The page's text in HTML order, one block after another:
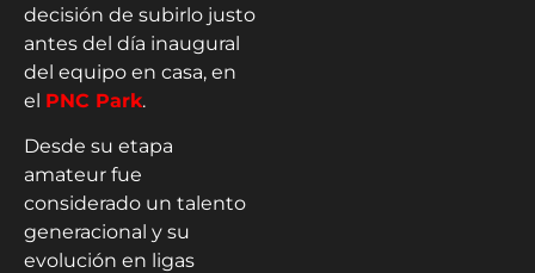
decisión de subirlo justo
antes del día inaugural
del equipo en casa, en
el PNC Park.
Desde su etapa
amateur fue
considerado un talento
generacional y su
evolución en ligas